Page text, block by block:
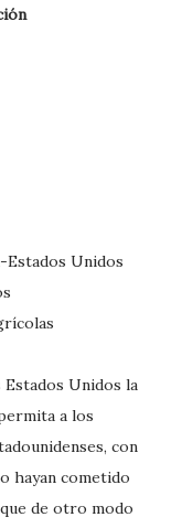
Estados Unidos
Unidos la
a los
con
hayan cometido
de otro modo